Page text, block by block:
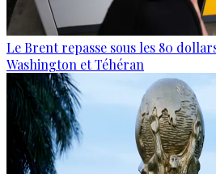
Le Brent repasse sous les 80
Washington et Téhéran